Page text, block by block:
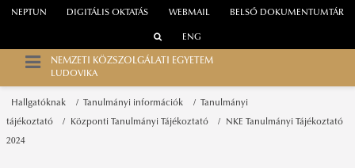
WEBMAIL
NEPTUN DIGITÁLIS OKTATÁS BELSŐ DOKUMENTUMTÁR
ENG
NEMZETI KÖZSZOLGÁLATI EGYETEM
LUDOVIKA
Hallgatóknak Tanulmányi információk Tanulmányi
tájékoztató Központi Tanulmányi Tájékoztató NKE Tanulmányi Tájékoztató
2024